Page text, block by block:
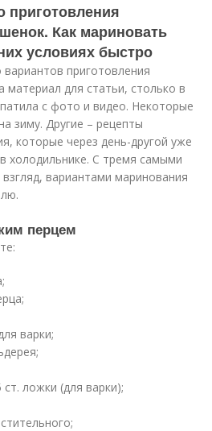
приготовления
Как мариновать
условиях быстро
приготовления
материал для статьи, столько в
с фото ивидео. Некоторые
зиму. Другие – рецепты
которые через день-другой уже
холодильнике. С тремя самыми
вариантами маринования
перцем
варки;
ложки (для варки);